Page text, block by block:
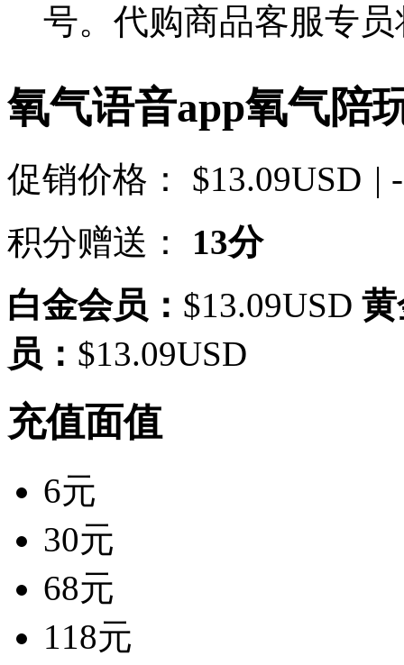
号。代购商品客服专
氧气语音app氧气陪
促销价格： $13.09USD |
积分赠送：
13分
白金会员： $13.09USD
员： $13.09USD
充值面值
6元
30元
68元
118元